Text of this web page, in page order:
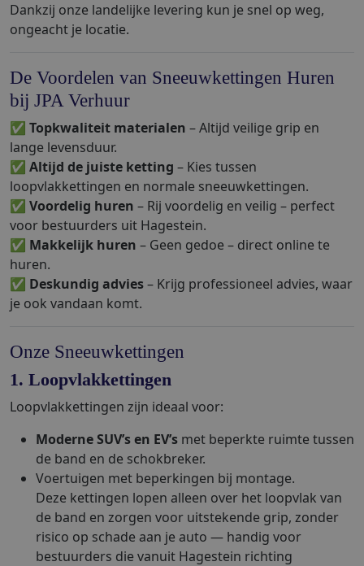
Dankzij onze landelijke levering kun je snel op weg,
ongeacht je locatie.
De Voordelen van Sneeuwkettingen Huren
bij JPA Verhuur
✅ Topkwaliteit materialen – Altijd veilige grip en
lange levensduur.
✅ Altijd de juiste ketting – Kies tussen
loopvlakkettingen en normale sneeuwkettingen.
✅ Voordelig huren – Rij voordelig en veilig – perfect
voor bestuurders uit Hagestein.
✅ Makkelijk huren – Geen gedoe – direct online te
huren.
✅ Deskundig advies– Krijg professioneel advies, waar
je ook vandaan komt.
Onze Sneeuwkettingen
1. Loopvlakkettingen
Loopvlakkettingen zijn ideaal voor:
Moderne SUV’s en EV’s met beperkte ruimte tussen
de band en de schokbreker.
Voertuigen met beperkingen bij montage.
Deze kettingen lopen alleen over het loopvlak van
de band en zorgen voor uitstekende grip, zonder
risico op schade aan je auto — handig voor
bestuurders die vanuit Hagestein richting